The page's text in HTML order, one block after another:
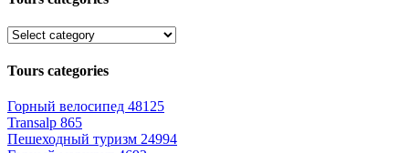
Tours categories
Горный велосипед 48125
Transalp 865
Пешеходный туризм 24994